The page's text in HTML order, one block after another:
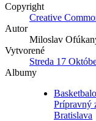
Copyright
Creative
Autor
Miloslav
Vytvorené
Streda 17
Albumy
Prípravný
Bratislava